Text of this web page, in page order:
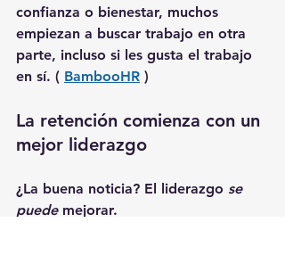
confianza o bienestar, muchos
empiezan a buscar trabajo en otra
parte, incluso si les gusta el trabajo
en sí. ( BambooHR )
La retención comienza con un
mejor liderazgo
¿La buena noticia? El liderazgo se
puede mejorar.